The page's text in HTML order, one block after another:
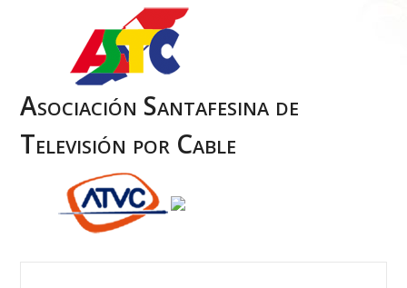
Asociación Santafesina de
Televisión por Cable